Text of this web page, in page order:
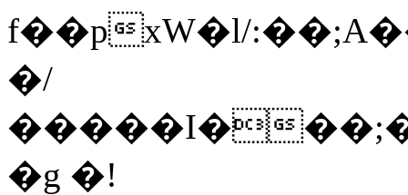
f��pxW�l/
�/
�����I���;�
�g �!